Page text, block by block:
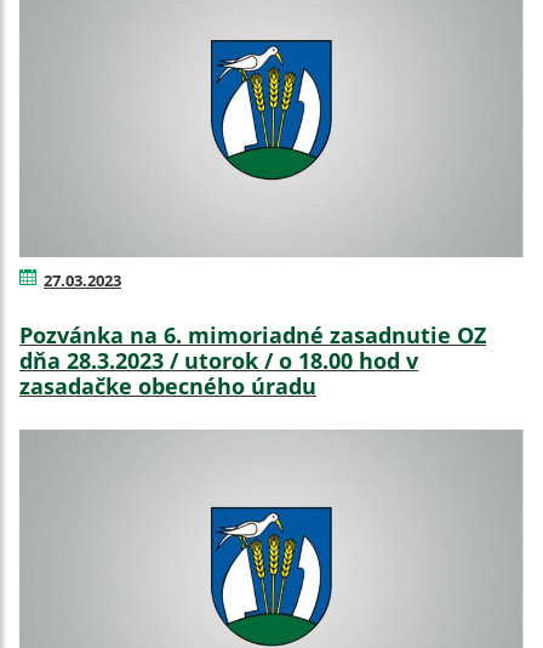
27.03.2023
Pozvánka na 6. mimoriadné zasadnutie OZ
dňa 28.3.2023 / utorok / o 18.00 hod v
zasadačke obecného úradu